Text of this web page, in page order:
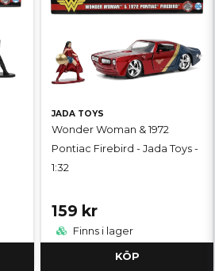
JADA TOYS
Wonder Woman & 1972
Pontiac Firebird - Jada Toys -
1:32
159 kr
Finns i lager
KÖP